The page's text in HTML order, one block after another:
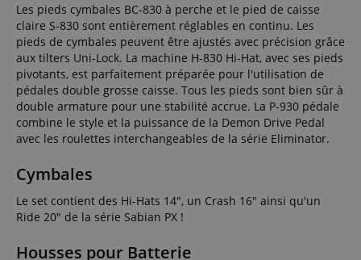
Les pieds cymbales BC-830 à perche et le pied de caisse
claire S-830 sont entièrement réglables en continu. Les
pieds de cymbales peuvent être ajustés avec précision grâce
aux tilters Uni-Lock. La machine H-830 Hi-Hat, avec ses pieds
pivotants, est parfaitement préparée pour l'utilisation de
pédales double grosse caisse. Tous les pieds sont bien sûr à
double armature pour une stabilité accrue. La P-930 pédale
combine le style et la puissance de la Demon Drive Pedal
avec les roulettes interchangeables de la série Eliminator.
Cymbales
Le set contient des Hi-Hats 14", un Crash 16" ainsi qu'un
Ride 20" de la série Sabian PX !
Housses pour Batterie